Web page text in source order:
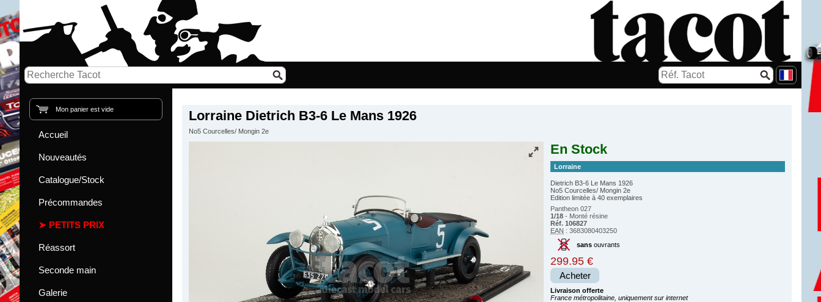
Lorraine Dietrich B3-6 Le Mans 1926
No5 Courcelles/ Mongin 2e
En Stock
Lorraine
Dietrich B3-6 Le Mans 1926
No5 Courcelles/ Mongin 2e
Edition limitée à 40 exemplaires
Pantheon 027
1/18 - Monté résine
Réf. 106827
EAN : 3683080403250
sansouvrants
299.95 €
Acheter
Livraison offerte
France métropolitaine, uniquement sur internet
Mon panier est vide
Accueil
Nouveautés
Catalogue/Stock
Précommandes
PETITS PRIX
Réassort
Seconde main
Galerie